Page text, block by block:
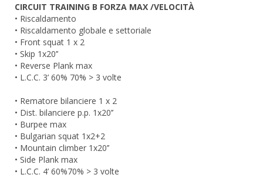
CIRCUIT TRAINING B FORZA MAX /VELOCITÀ
• Riscaldamento
• Riscaldamento globale e settoriale
• Front squat 1 x 2
• Skip 1x20’’
• Reverse Plank max
• L.C.C. 3’ 60% 70% > 3 volte
• Rematore bilanciere 1 x 2
• Dist. bilanciere p.p. 1x20’’
• Burpee max
• Bulgarian squat 1x2+2
• Mountain climber 1x20’’
• Side Plank max
• L.C.C. 4’ 60%70% > 3 volte